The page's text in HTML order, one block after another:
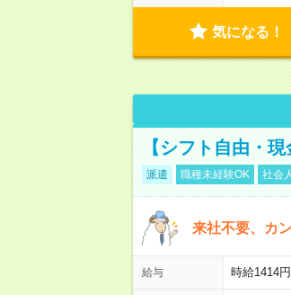
気になる！
【シフト自由・
派遣 職種未経験OK 社会
来社不要、カ
給与 時給1414